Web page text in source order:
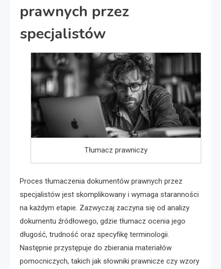
prawnych przez
specjalistów
Tłumacz prawniczy
Proces tłumaczenia dokumentów prawnych przez
specjalistów jest skomplikowany i wymaga staranności
na każdym etapie. Zazwyczaj zaczyna się od analizy
dokumentu źródłowego, gdzie tłumacz ocenia jego
długość, trudność oraz specyfikę terminologii.
Następnie przystępuje do zbierania materiałów
pomocniczych, takich jak słowniki prawnicze czy wzory